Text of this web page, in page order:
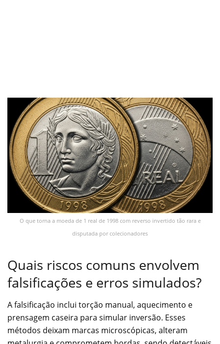
O que torna a moeda de 1 real de 1998 com reverso invertido tão rara e
disputada por colecionadores
Quais riscos comuns envolvem
falsificações e erros simulados?
A falsificação inclui torção manual, aquecimento e
prensagem caseira para simular inversão. Esses
métodos deixam marcas microscópicas, alteram